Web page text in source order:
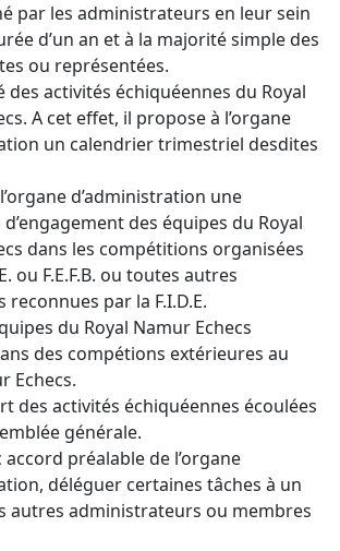
par les administrateurs en leur sein
d’un an et à la majorité simple des
ou représentées.
des activités échiquéennes du Royal
A cet effet, il propose à l’organe
un calendrier trimestriel desdites
d’administration une
des équipes du Royal
dans les compétitions organisées
ou F.E.F.B. ou toutes autres
reconnues par la F.I.D.E.
du Royal Namur Echecs
des compétions extérieures au
Echecs.
des activités échiquéennes écoulées
générale.
accord préalable de l’organe
déléguer certaines tâches à un
autres administrateurs ou membres